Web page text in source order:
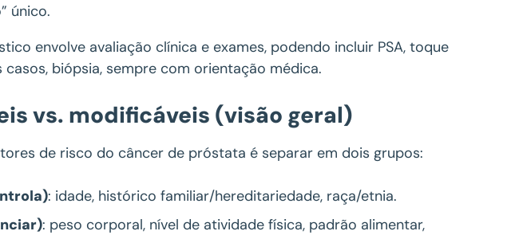
único.
envolve avaliação clínica e exames, podendo incluir PSA, toque
casos, biópsia, sempre com orientação médica.
vs. modificáveis (visão geral)
de risco do câncer de próstata é separar em dois grupos:
: idade, histórico familiar/hereditariedade, raça/etnia.
: peso corporal, nível de atividade física, padrão alimentar,